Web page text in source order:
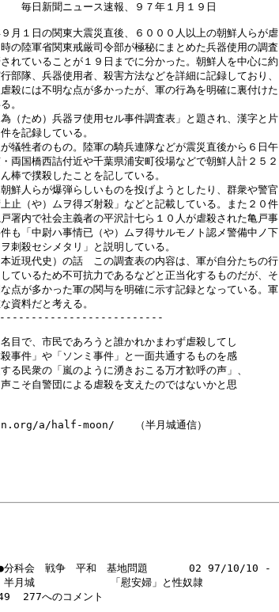
ス速報、９７年１月１９日
月１日の関東大震災直後、６０００人以上の朝鮮人らが虐
の陸軍省関東戒厳司令部が極秘にまとめた兵器使用の調査
れていることが１９日までに分かった。朝鮮人を中心に約
部隊、兵器使用者、殺害方法などを詳細に記録しており、
殺には不明な点が多かったが、軍の行為を明確に裏付けた
。
（ため）兵器ヲ使用セル事件調査表」と題され、漢字と片
を記録している。
犠牲者のもの。陸軍の騎兵連隊などが震災直後から６日午
両国橋西詰付近や千葉県浦安町役場などで朝鮮人計２５２
棒で撲殺したことを記している。
鮮人らが爆弾らしいものを投げようとしたり、群衆や警官
止（や）ムヲ得ズ射殺」などと記載している。また２０件
署内で社会主義者の平沢計七ら１０人が虐殺された亀戸事
も「中尉ハ事情已（や）ムヲ得サルモノト認メ警備中ノ下
刺殺セシメタリ」と説明している。
近現代史）の話　この調査表の内容は、軍が自分たちの行
ているため不可抗力であるなどと正当化するものだが、そ
点が多かった軍の関与を明確に示す記録となっている。軍
資料だと考える。
で、市民であろうと誰かれかまわず虐殺してし
事件」や「ソンミ事件」と一面共通するものを感
る民衆の「嵐のように湧きおこる万才歓呼の声」、
こそ自警団による虐殺を支えたのではないかと思
half-moon/　　（半月城通信）
科会　戦争　平和　基地問題　　　　02 97/10/10 -
半月城            「慰安婦」と性奴隷
へのコメント